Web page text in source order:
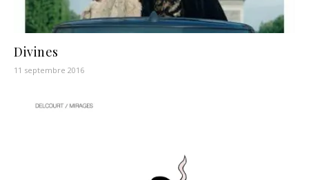
Divines
11 septembre 2016